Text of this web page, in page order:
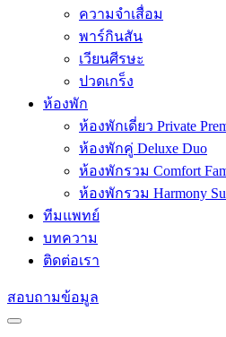
ความจำเสื่อม
พาร์กินสัน
เวียนศีรษะ
ปวดเกร็ง
ห้องพัก
ห้องพักเดี่ยว Private
ห้องพักคู่ Deluxe Duo
ห้องพักรวม Comfort
ห้องพักรวม Harmony
ทีมแพทย์
บทความ
ติดต่อเรา
สอบถามข้อมูล